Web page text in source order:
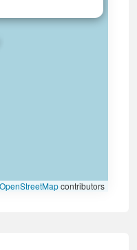
OpenStreetMapcontributors